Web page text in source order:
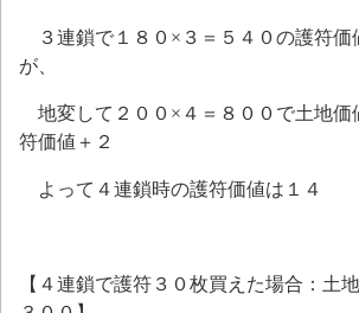
３連鎖で１８０×３＝５４０の護符価
が、
地変して２００×４＝８００で土地価
符価値＋２
よって４連鎖時の護符価値は１４
【４連鎖で護符３０枚買えた場合：